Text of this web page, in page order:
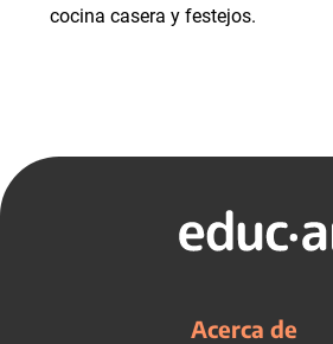
cocina casera y festejos.
Acerca de